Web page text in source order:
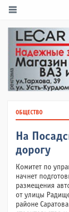
ОБЩЕСТВО
На
дорогу
Комитет по
начнет
размещения
от улицы
районе